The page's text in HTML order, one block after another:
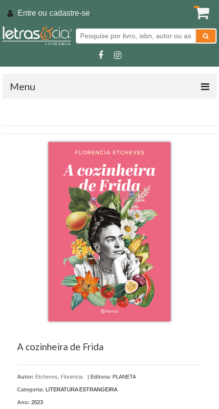
Entre ou cadastre-se.
Menu
A cozinheira de Frida
Autor: Etcheves, Florencia Editora: PLANETA
Categoria: LITERATURA ESTRANGEIRA
Ano: 2023